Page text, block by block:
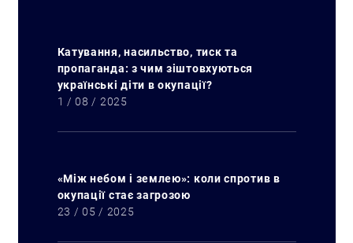
Катування, насильство, тиск та
пропаганда: з чим зіштовхуються
українські діти в окупації?
1 / 08 / 2025
«Між небом і землею»: коли спротив в
окупації стає загрозою
23 / 05 / 2025